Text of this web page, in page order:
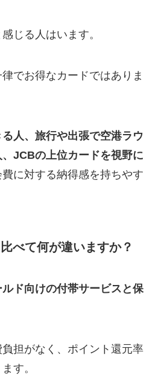
じる人はいます。
でお得なカードではありま
人、旅行や出張で空港ラウ
JCBの上位カードを視野に
に対する納得感を持ちやす
べて何が違いますか？
ルド向けの付帯サービスと保
担がなく、ポイント還元率
す。